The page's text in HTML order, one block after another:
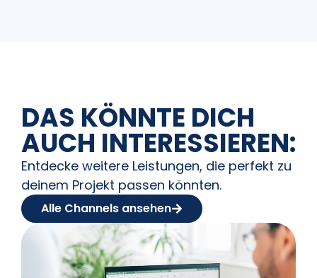
DAS KÖNNTE DICH
AUCH INTERESSIEREN:
Entdecke weitere Leistungen, die perfekt zu
deinem Projekt passen könnten.
Alle Channels ansehen